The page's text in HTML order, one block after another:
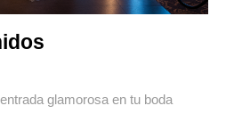
glamorosa en tu boda